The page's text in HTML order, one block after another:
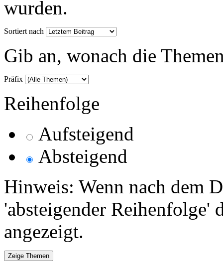
wurden.
Sortiert nach
Gib an, wonach die
Präfix
Reihenfolge
Aufsteigend
Absteigend
Hinweis: Wenn nach dem
'absteigender Reihenfolge'
angezeigt.